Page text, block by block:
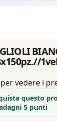
vedere i
questo
5 punti